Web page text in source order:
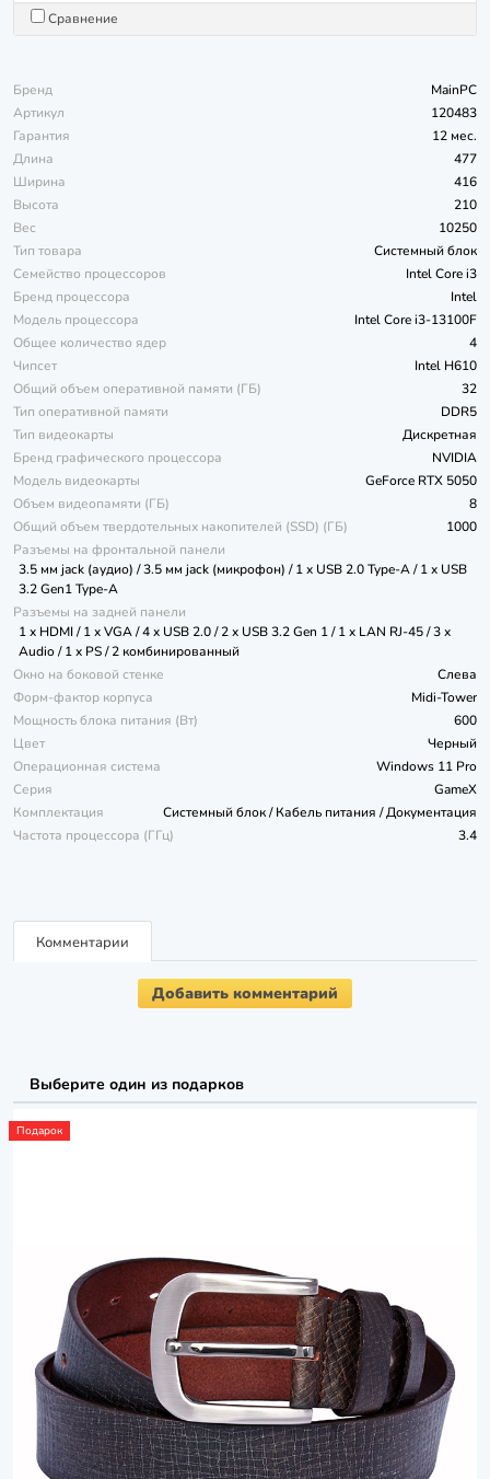
Сравнение
Бренд
MainPC
Артикул
120483
Гарантия
12 мес.
Длина
477
Ширина
416
Высота
210
Вес
10250
Тип товара
Системный блок
Семейство процессоров
Intel Core i3
Бренд процессора
Intel
Модель процессора
Intel Core i3-13100F
Общее количество ядер
4
Чипсет
Intel H610
Общий объем оперативной памяти (ГБ)
32
Тип оперативной памяти
DDR5
Тип видеокарты
Дискретная
Бренд графического процессора
NVIDIA
Модель видеокарты
GeForce RTX 5050
Объем видеопамяти (ГБ)
8
Общий объем твердотельных накопителей (SSD) (ГБ)
1000
Разъемы на фронтальной панели
3.5 мм jack (аудио) / 3.5 мм jack (микрофон) / 1 x USB 2.0 Type-A / 1 x USB
3.2 Gen1 Type-A
Разъемы на задней панели
1 x HDMI / 1 x VGA / 4 x USB 2.0 / 2 x USB 3.2 Gen 1 / 1 x LAN RJ-45 / 3 x
Audio / 1 x PS / 2 комбинированный
Окно на боковой стенке
Слева
Форм-фактор корпуса
Midi-Tower
Мощность блока питания (Вт)
600
Цвет
Черный
Операционная система
Windows 11 Pro
Серия
GameX
Комплектация
Системный блок / Кабель питания / Документация
Частота процессора (ГГц)
3.4
Комментарии
Добавить комментарий
Выберите один из подарков
Подарок